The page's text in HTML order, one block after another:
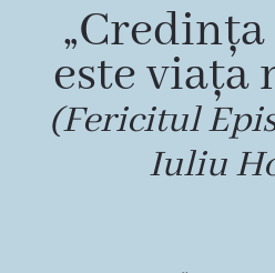
este viața
(Fericitul
Iuliu